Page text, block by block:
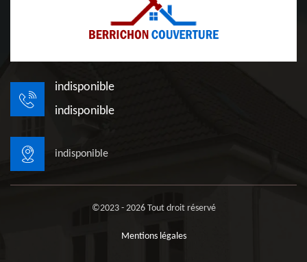
indisponible
indisponible
indisponible
©2023 - 2026 Tout droit réservé
Mentions légales